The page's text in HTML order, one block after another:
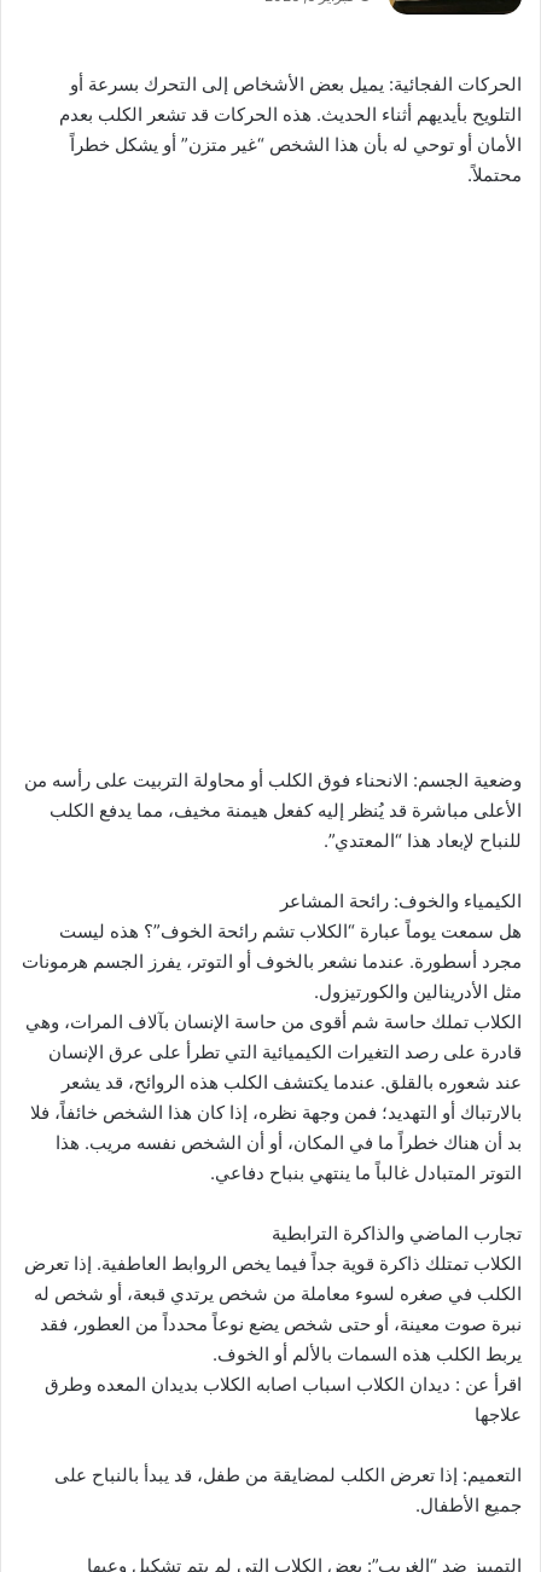
الحركات الفجائية: يميل بعض الأشخاص إلى التحرك بسرعة أو
التلويح بأيديهم أثناء الحديث. هذه الحركات قد تشعر الكلب بعدم
الأمان أو توحي له بأن هذا الشخص “غير متزن” أو يشكل خطراً
محتملاً.
وضعية الجسم: الانحناء فوق الكلب أو محاولة التربيت على رأسه من
الأعلى مباشرة قد يُنظر إليه كفعل هيمنة مخيف، مما يدفع الكلب
للنباح لإبعاد هذا “المعتدي”.
الكيمياء والخوف: رائحة المشاعر
هل سمعت يوماً عبارة “الكلاب تشم رائحة الخوف”؟ هذه ليست
مجرد أسطورة. عندما نشعر بالخوف أو التوتر، يفرز الجسم هرمونات
مثل الأدرينالين والكورتيزول.
الكلاب تملك حاسة شم أقوى من حاسة الإنسان بآلاف المرات، وهي
قادرة على رصد التغيرات الكيميائية التي تطرأ على عرق الإنسان
عند شعوره بالقلق. عندما يكتشف الكلب هذه الروائح، قد يشعر
بالارتباك أو التهديد؛ فمن وجهة نظره، إذا كان هذا الشخص خائفاً، فلا
بد أن هناك خطراً ما في المكان، أو أن الشخص نفسه مريب. هذا
التوتر المتبادل غالباً ما ينتهي بنباح دفاعي.
تجارب الماضي والذاكرة الترابطية
الكلاب تمتلك ذاكرة قوية جداً فيما يخص الروابط العاطفية. إذا تعرض
الكلب في صغره لسوء معاملة من شخص يرتدي قبعة، أو شخص له
نبرة صوت معينة، أو حتى شخص يضع نوعاً محدداً من العطور، فقد
يربط الكلب هذه السمات بالألم أو الخوف.
اقرأ عن : ديدان الكلاب اسباب اصابه الكلاب بديدان المعده وطرق
علاجها
التعميم: إذا تعرض الكلب لمضايقة من طفل، قد يبدأ بالنباح على
جميع الأطفال.
التمييز ضد “الغريب”: بعض الكلاب التي لم يتم تشكيل وعيها